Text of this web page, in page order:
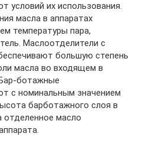
условий их использования.
масла в аппаратах
температуры пара,
Маслоотделители с
большую степень
масла во входящем в
ботажные
с номинальным значением
барботажного слоя в
отделенное масло